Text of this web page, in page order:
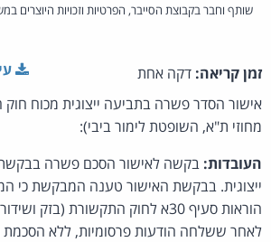
שותף וחבר בקבוצת הסייבר, הפרטיות וזכויות היוצרים
זמן קריאה: דקה אחת
אישור הסדר פשרה בתביעה ייצוגית מכוח
מחוזי ת"א, השופטת לימור ביבי):
העובדות: בקשה לאישור הסכם פשרה
ייצוגית. בבקשת האישור טענה המבקשת כי
לאחר ששלחה הודעות פרסומיות, ללא הסכמת